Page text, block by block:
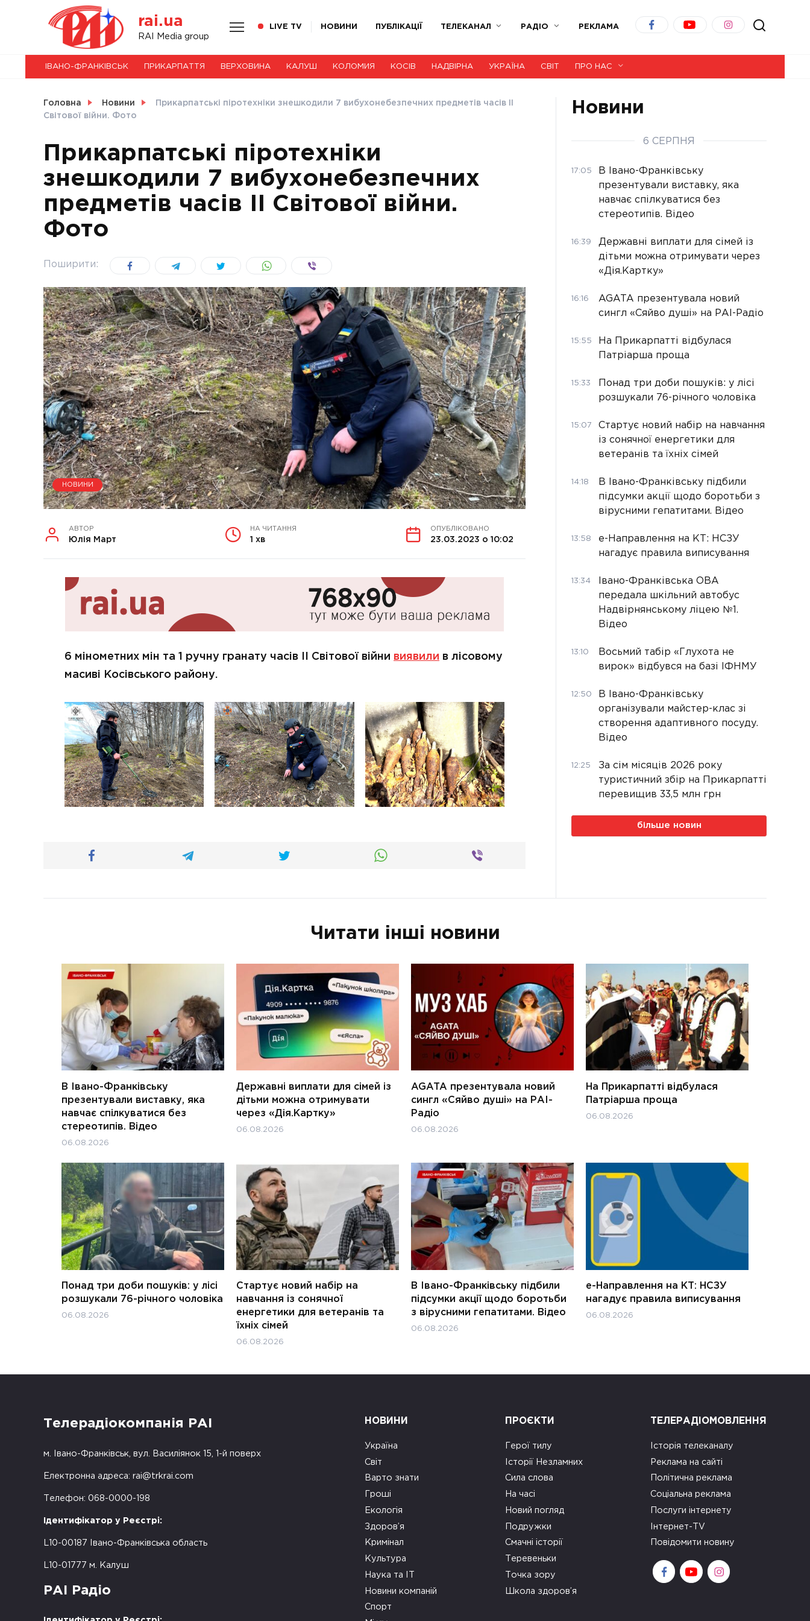
rai.ua
RAI Media group
LIVE TV НОВИНИ ПУБЛІКАЦІЇ ТЕЛЕКАНАЛ РАДІО РЕКЛАМА
НОВИНИ
СВІТ
УКРАЇНА
ІВАНО-ФРАНКІВСЬК ПРИКАРПАТТЯ ВЕРХОВИНА КАЛУШ КОЛОМИЯ КОСІВ НАДВІРНА УКРАЇНА СВІТ ПРО НАС
Головна Новини
Прикарпатські піротехніки знешкодили 7 вибухонебезпечних предметів часів ІІ
Світової війни. Фото
Прикарпатські піротехніки
знешкодили 7 вибухонебезпечних
предметів часів ІІ Світової війни.
Фото
Поширити:
НОВИНИ
АВТОР
Юлія Март
НА ЧИТАННЯ
1 хв
ОПУБЛІКОВАНО
23.03.2023 о 10:02
6 мінометних мін та 1 ручну гранату часів ІІ Світової війни виявили в лісовому
масиві Косівського району.
Новини
6 СЕРПНЯ
17:05
В Івано-Франківську
презентували виставку, яка
навчає спілкуватися без
стереотипів. Відео
16:39
Державні виплати для сімей із
дітьми можна отримувати через
«Дія.Картку»
16:16
AGATA презентувала новий
сингл «Сяйво душі» на РАІ-Радіо
15:55
На Прикарпатті відбулася
Патріарша проща
15:33
Понад три доби пошуків: у лісі
розшукали 76-річного чоловіка
15:07
Стартує новий набір на навчання
із сонячної енергетики для
ветеранів та їхніх сімей
14:18
В Івано-Франківську підбили
підсумки акції щодо боротьби з
вірусними гепатитами. Відео
13:58
е-Направлення на КТ: НСЗУ
нагадує правила виписування
13:34
Івано-Франківська ОВА
передала шкільний автобус
Надвірнянському ліцею №1.
Відео
13:10
Восьмий табір «Глухота не
вирок» відбувся на базі ІФНМУ
12:50
В Івано-Франківську
організували майстер-клас зі
створення адаптивного посуду.
Відео
12:25
За сім місяців 2026 року
туристичний збір на Прикарпатті
перевищив 33,5 млн грн
більше новин
Читати інші новини
В Івано-Франківську
презентували виставку, яка
навчає спілкуватися без
стереотипів. Відео
06.08.2026
Державні виплати для сімей із
дітьми можна отримувати
через «Дія.Картку»
06.08.2026
AGATA презентувала новий
сингл «Сяйво душі» на РАІ-
Радіо
06.08.2026
На Прикарпатті відбулася
Патріарша проща
06.08.2026
Понад три доби пошуків: у лісі
розшукали 76-річного чоловіка
06.08.2026
Стартує новий набір на
навчання із сонячної
енергетики для ветеранів та
їхніх сімей
06.08.2026
В Івано-Франківську підбили
підсумки акції щодо боротьби
з вірусними гепатитами. Відео
06.08.2026
е-Направлення на КТ: НСЗУ
нагадує правила виписування
06.08.2026
Телерадіокомпанія РАІ
м. Івано-Франківськ, вул. Василіянок 15, 1-й поверх
Електронна адреса: rai@trkrai.com
Телефон: 068-0000-198
Ідентифікатор у Реєстрі:
L10-00187 Івано-Франківська область
L10-01777 м. Калуш
РАІ Радіо
НОВИНИ
Україна
Світ
Варто знати
Гроші
Екологія
Здоров’я
Кримінал
Культура
Наука та ІТ
Новини компаній
Спорт
ПРОЄКТИ
Герої тилу
Історії Незламних
Сила слова
На часі
Новий погляд
Подружки
Смачні історії
Теревеньки
Точка зору
Школа здоров’я
ТЕЛЕРАДІОМОВЛЕННЯ
Історія телеканалу
Реклама на сайті
Політична реклама
Соціальна реклама
Послуги інтернету
Інтернет-TV
Повідомити новину